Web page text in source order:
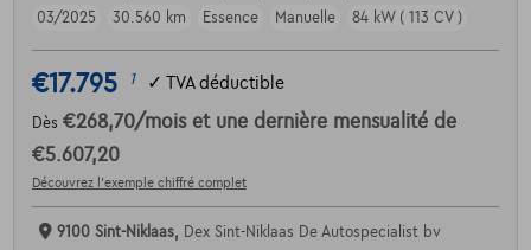
03/2025
30.560 km Essence Manuelle 84 kW ( 113 CV )
€17.795 1 ✓ TVA déductible
Dès €268,70/mois et une dernière mensualité de
€5.607,20
Découvrez l’exemple chiffré complet
9100 Sint-Niklaas, Dex Sint-Niklaas De Autospecialist bv